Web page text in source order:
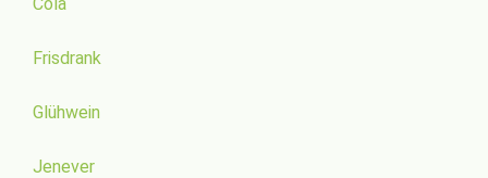
Frisdrank
Glühwein
Jenever